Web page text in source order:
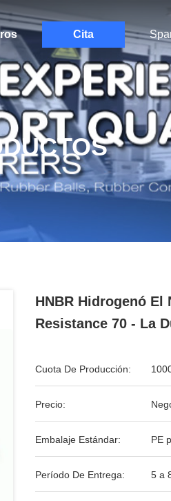
Cita
HNBR Hidrogenó
Resistance 70 - La
Cuota De Producción:
Precio:
Embalaje Estándar: PE
Período De Entrega: 5 a